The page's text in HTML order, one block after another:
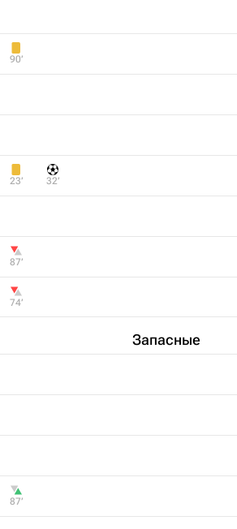
90‎’‎
23‎’‎ 32‎’‎
87‎’‎
74‎’‎
Запасные
87‎’‎